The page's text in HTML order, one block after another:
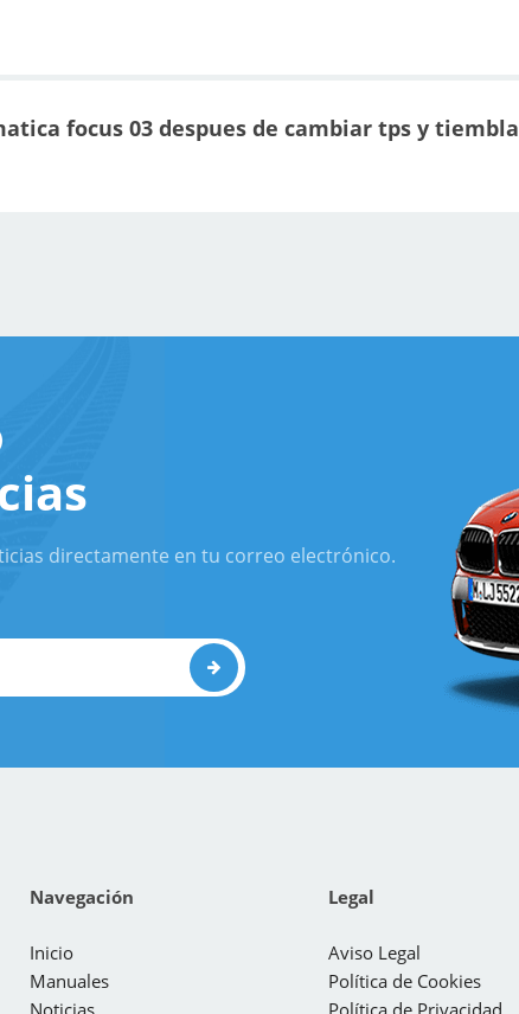
focus 03 despues de cambiar tps y tiembla
directamente en tu correo electrónico.
Navegación
Inicio
Manuales
Noticias
Legal
Aviso Legal
Política de Cookies
Política de Privacidad